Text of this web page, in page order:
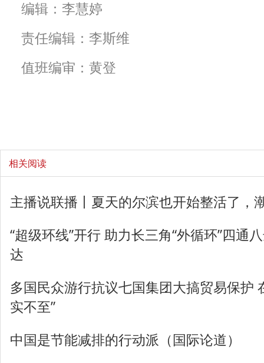
编辑：李慧婷
责任编辑：李斯维
值班编审：黄登
相关阅读
主播说联播丨夏天的尔滨也开始整活了，
“超级环线”开行 助力长三角“外循环”四通
达
多国民众游行抗议七国集团大搞贸易保护
实不至”
中国是节能减排的行动派（国际论道）